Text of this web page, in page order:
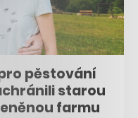
pěstování
starou
farmu